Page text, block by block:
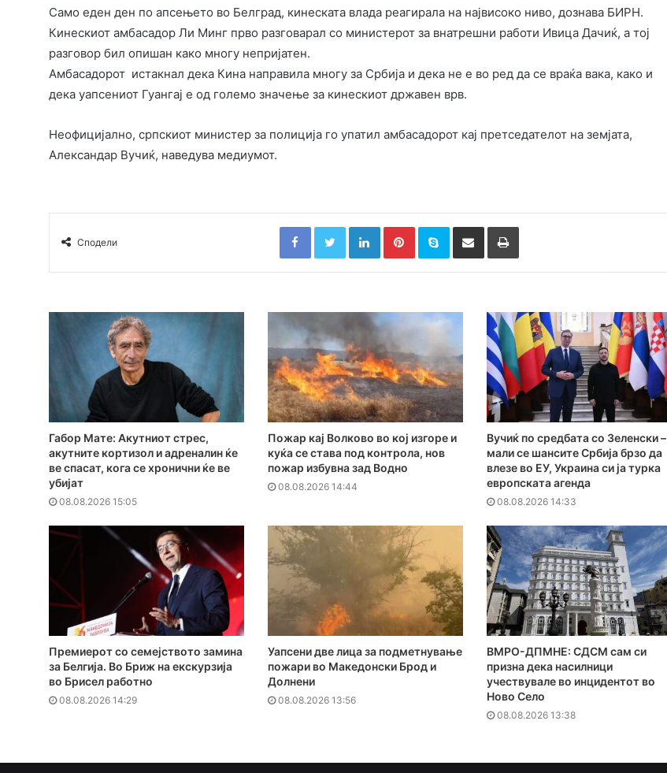
Само еден ден по апсењето во Белград, кинеската влада реагирала на највисоко ниво, дознава БИРН.
Кинескиот амбасадор Ли Минг прво разговарал со министерот за внатрешни работи Ивица Дачиќ, а тој
разговор бил опишан како многу непријатен.
Амбасадорот истакнал дека Кина направила многу за Србија и дека не е во ред да се враќа вака, како и
дека уапсениот Гуангај е од големо значење за кинескиот државен врв.
Неофицијално, српскиот министер за полиција го упатил амбасадорот кај претседателот на земјата,
Александар Вучиќ, наведува медиумот.
Сподели
FacebookTwitterLinkedInPinterestSkype Сподели преку Е-маил Испринтај
Габор Мате: Акутниот стрес,
акутните кортизол и адреналин ќе
ве спасат, кога се хронични ќе ве
убијат
08.08.2026 15:05
Пожар кај Волково во кој изгоре и
куќа се става под контрола, нов
пожар избувна зад Водно
08.08.2026 14:44
Вучиќ по средбата со Зеленски –
мали се шансите Србија брзо да
влезе во ЕУ, Украина си ја турка
европската агенда
08.08.2026 14:33
Премиерот со семејството замина
за Белгија. Во Бриж на екскурзија
во Брисел работно
08.08.2026 14:29
Уапсени две лица за подметнување
пожари во Македонски Брод и
Долнени
08.08.2026 13:56
ВМРО-ДПМНЕ: СДСМ сам си
призна дека насилници
учествувале во инцидентот во
Ново Село
08.08.2026 13:38